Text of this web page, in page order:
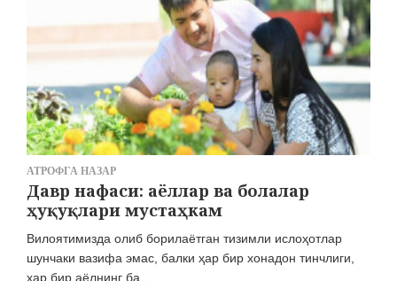
АТРОФГА НАЗАР
Давр нафаси: аёллар ва болалар
ҳуқуқлари мустаҳкам
Вилоятимизда олиб борилаётган тизимли ислоҳотлар
шунчаки вазифа эмас, балки ҳар бир хонадон тинчлиги,
ҳар бир аёлнинг ба...